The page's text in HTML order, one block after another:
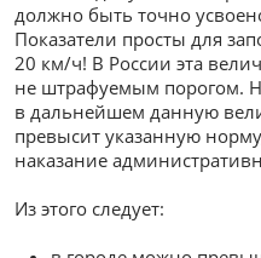
должно быть точно
Показатели просты для
20 км/ч! В России эта
не штрафуемым порогом.
в дальнейшем данную
превысит указанную
наказание
Из этого следует: